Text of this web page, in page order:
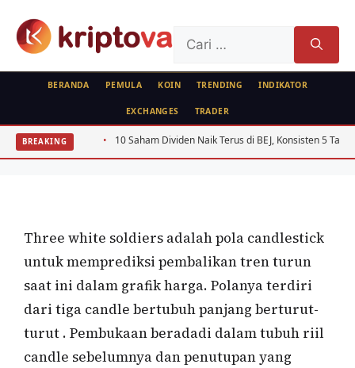
untuk:
BERANDA PEMULA KOIN TRENDING INDIKATOR
EXCHANGES TRADER
BREAKING
2026 10 Saham Dividen Naik Terus di BEJ, Konsisten 5 Tahun
KRIPTO
Three White Soldiers
Three white soldiers adalah pola candlestick
untuk memprediksi pembalikan tren turun
saat ini dalam grafik harga. Polanya terdiri
dari tiga candle bertubuh panjang berturut-
turut . Pembukaan beradadi dalam tubuh riil
candle sebelumnya dan penutupan yang